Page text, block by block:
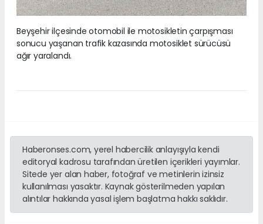
Beyşehir ilçesinde otomobil ile motosikletin çarpışması
sonucu yaşanan trafik kazasında motosiklet sürücüsü
ağır yaralandı.
Haberonses.com, yerel habercilik anlayışıyla kendi
editoryal kadrosu tarafından üretilen içerikleri yayımlar.
Sitede yer alan haber, fotoğraf ve metinlerin izinsiz
kullanılması yasaktır. Kaynak gösterilmeden yapılan
alıntılar hakkında yasal işlem başlatma hakkı saklıdır.